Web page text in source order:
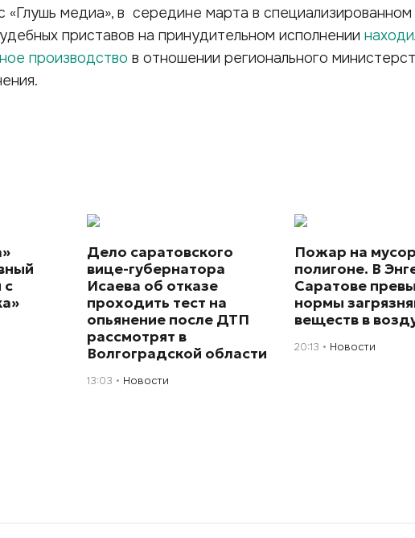
«Глушь медиа», в середине марта в специализированном
приставов на принудительном исполнении
производство в отношении регионального
с
Дело саратовского
вице-губернатора
Исаева об отказе
проходить тест на
опьянение после ДТП
рассмотрят в
Волгоградской области
13:03 Новости
Пожар на
полигоне. В
Саратове
нормы
веществ в
20:13 Новости